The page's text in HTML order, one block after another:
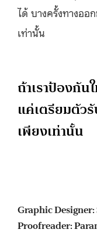
ได้ บางครั้งทางออ
เท่านั้น
ถ้าเราป้องกัน
แค่เตรียมตัว
เพียงเท่านั้น
Graphic
Proofreader: